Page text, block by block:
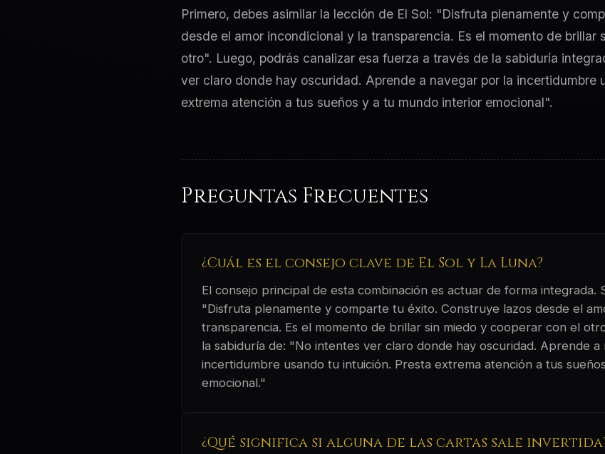
Primero, debes asimilar la lección de El Sol: "Disfruta plenamente y
desde el amor incondicional y la transparencia. Es el momento de brillar
otro". Luego, podrás canalizar esa fuerza a través de la sabiduría
ver claro donde hay oscuridad. Aprende a navegar por la incertidumbre
extrema atención a tus sueños y a tu mundo interior emocional".
Preguntas Frecuentes
¿Cuál es el consejo clave de El Sol y La Luna?
El consejo principal de esta combinación es actuar de forma integrada.
"Disfruta plenamente y comparte tu éxito. Construye lazos desde el
transparencia. Es el momento de brillar sin miedo y cooperar con el
la sabiduría de: "No intentes ver claro donde hay oscuridad. Aprende a
incertidumbre usando tu intuición. Presta extrema atención a tus
emocional."
¿Qué significa si alguna de las cartas sale